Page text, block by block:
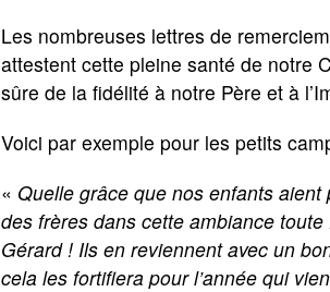
Les nombreuses lettres de
attestent cette pleine santé de notre
sûre de la fidélité à notre Père et à
Voici par exemple pour les petits
« Quelle grâce que nos enfants
des frères dans cette ambiance
Gérard ! Ils en reviennent avec un
cela les fortifiera pour l’année qui